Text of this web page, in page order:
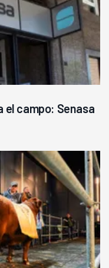
el campo: Senasa